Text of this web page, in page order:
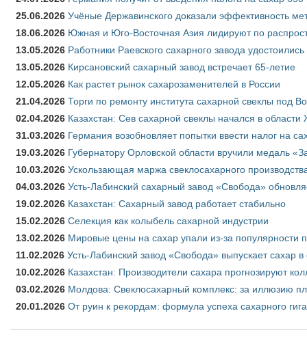
25.06.2026 Учёные Державинского доказали эффективность
18.06.2026 Южная и Юго-Восточная Азия лидируют по
13.05.2026 Работники Раевского сахарного завода удостоились
13.05.2026 Кирсановский сахарный завод встречает 65-летие
12.05.2026 Как растет рынок сахарозаменителей в России
21.04.2026 Торги по ремонту института сахарной свеклы под
02.04.2026 Казахстан: Сев сахарной свеклы начался в области
31.03.2026 Германия возобновляет попытки ввести налог на
19.03.2026 Губернатору Орловской области вручили медаль
10.03.2026 Ускользающая маржа свеклосахарного
04.03.2026 Усть-Лабинский сахарный завод «Свобода»
19.02.2026 Казахстан: Сахарный завод работает стабильно
15.02.2026 Селекция как колыбель сахарной индустрии
13.02.2026 Мировые цены на сахар упали из-за популярности
11.02.2026 Усть-Лабинский завод «Свобода» выпускает сахар в
10.02.2026 Казахстан: Производители сахара прогнозируют
03.02.2026 Молдова: Свеклосахарный комплекс: за иллюзию
20.01.2026 От руин к рекордам: формула успеха сахарного